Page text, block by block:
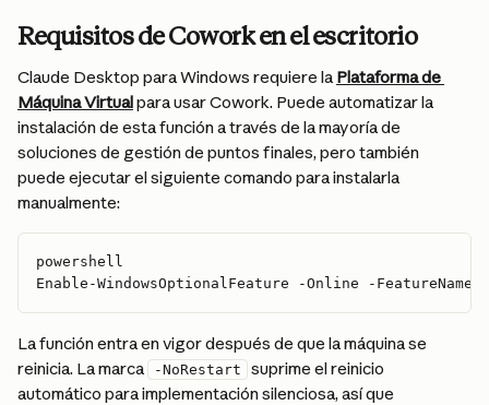
Requisitos de Cowork en el escritorio
Claude Desktop para Windows requiere la Plataforma de
Máquina Virtual para usar Cowork. Puede automatizar la
instalación de esta función a través de la mayoría de
soluciones de gestión de puntos finales, pero también
puede ejecutar el siguiente comando para instalarla
manualmente:
powershell
Enable-WindowsOptionalFeature -Online -
La función entra en vigor después de que la máquina se
reinicia. La marca
-NoRestart
suprime el reinicio
automático para implementación silenciosa, así que